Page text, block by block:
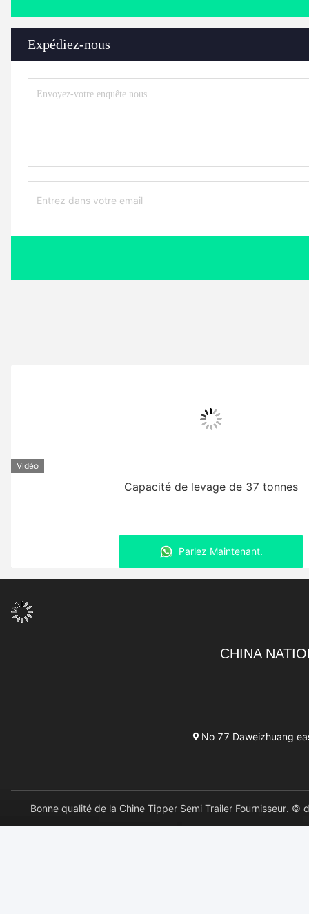
Expédiez-nous
Vidéo
Capacité de levage de 37 tonnes
Parlez Maintenant.
CHINA
No 77 Daweizhuang
Bonne qualité de la Chine Tipper Semi Trailer Fournisseur. ©